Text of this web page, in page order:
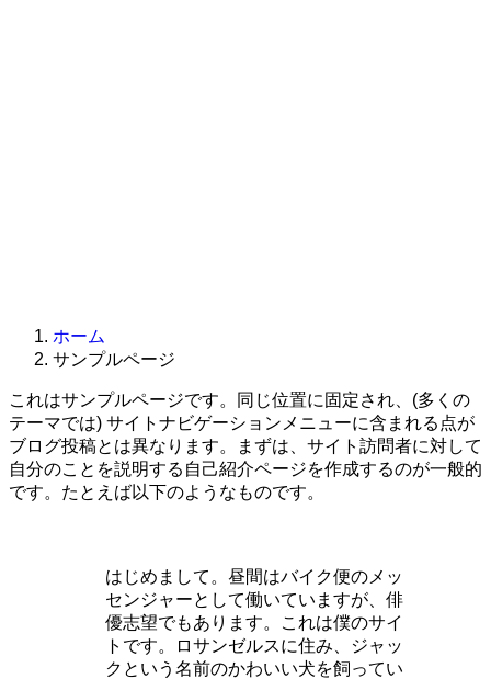
ホーム
サンプルページ
これはサンプルページです。同じ位置に固定され、(多くの
テーマでは) サイトナビゲーションメニューに含まれる点が
ブログ投稿とは異なります。まずは、サイト訪問者に対して
自分のことを説明する自己紹介ページを作成するのが一般的
です。たとえば以下のようなものです。
はじめまして。昼間はバイク便のメッ
センジャーとして働いていますが、俳
優志望でもあります。これは僕のサイ
トです。ロサンゼルスに住み、ジャッ
クという名前のかわいい犬を飼ってい